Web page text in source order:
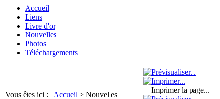
Accueil
Liens
Livre d'or
Nouvelles
Photos
Téléchargements
Vous êtes ici : Accueil > Nouvelles
Imprimer la page...